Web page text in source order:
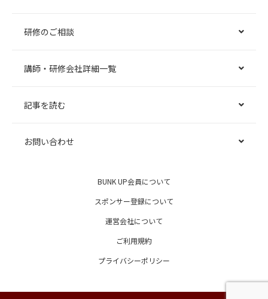
研修のご相談
講師・研修会社詳細一覧
記事を読む
お問い合わせ
BUNK UP会員について
スポンサー登録について
運営会社について
ご利用規約
プライバシーポリシー